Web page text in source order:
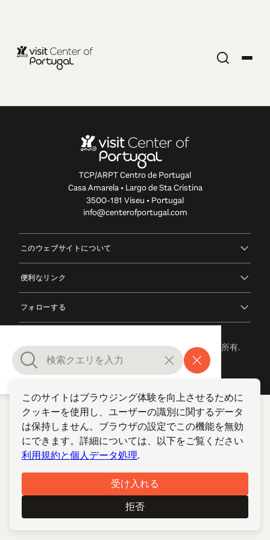
Edition 53 - Wet
wet wet
11.04.2022 • 24.04.2022
Discovering the region of Centro de Portugal
through its wetlands can be a fascinating
experience. This route crosses the most inspiring
natural landscapes that strike us with their absolute
uniqueness.
TCP/ARPT Centro de Portugal
Casa Amarela • Largo de Sta Cristina
3500-181 Viseu • Portugal
info@centerofportugal.com
このウェブサイトについて
便利なリンク
フォローする
© 2012-2026 TCP/ARPT Centro de Portugal. 全著作権所有.
Made byGOMO Digital
このサイトはブラウジング体験を向上させるために
クッキーを使用し、ユーザーの識別に関するデータ
は保持しません。ブラウザの設定でこの機能を無効
にできます。詳細については、以下をご覧ください
利用規約と個人データ処理.
受け入れる
拒否